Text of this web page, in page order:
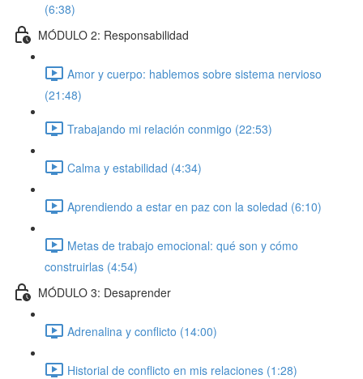
(6:38)
MÓDULO 2: Responsabilidad
Amor y cuerpo: hablemos sobre sistema nervioso
(21:48)
Trabajando mi relación conmigo (22:53)
Calma y estabilidad (4:34)
Aprendiendo a estar en paz con la soledad (6:10)
Metas de trabajo emocional: qué son y cómo
construirlas (4:54)
MÓDULO 3: Desaprender
Adrenalina y conflicto (14:00)
Historial de conflicto en mis relaciones (1:28)